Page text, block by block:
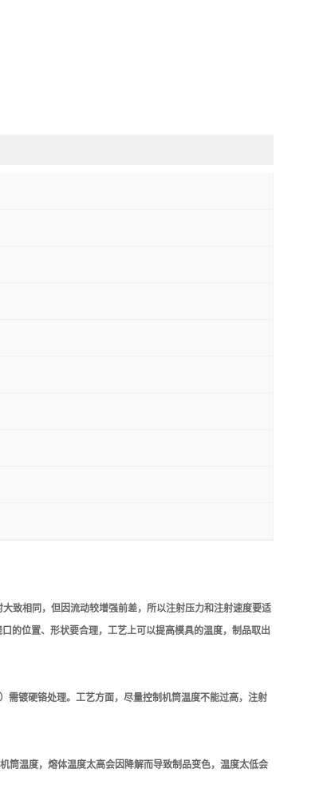
致相同，但因流动较增强前差，所以注射压力和注射速度要适
的位置、形状要合理，工艺上可以提高模具的温度，制品取出
需镀硬铬处理。工艺方面，尽量控制机筒温度不能过高，注射
筒温度，熔体温度太高会因降解而导致制品变色，温度太低会